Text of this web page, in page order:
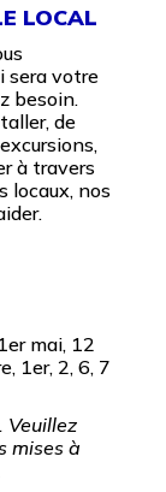
LOCAL
sera votre
besoin.
de
à travers
locaux, nos
mai, 12
1er, 2, 6, 7
Veuillez
mises à